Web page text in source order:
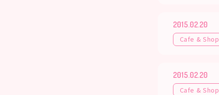
2015.02.20
Cafe & Shop
2015.02.20
Cafe & Shop